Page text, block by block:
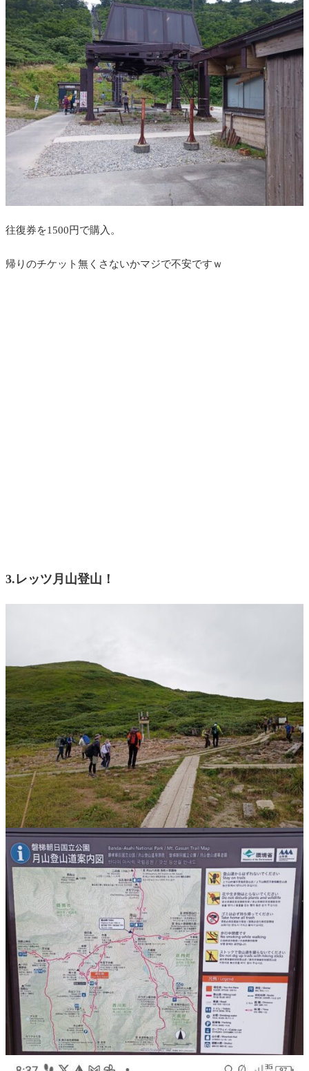
往復券を1500円で購入。
帰りのチケット無くさないかマジで不安ですｗ
3.レッツ月山登山！